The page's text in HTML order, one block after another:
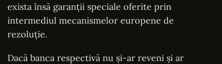
exista însă garanții speciale oferite prin
intermediul mecanismelor europene de
rezoluție.
Dacă banca respectivă nu și-ar reveni și ar